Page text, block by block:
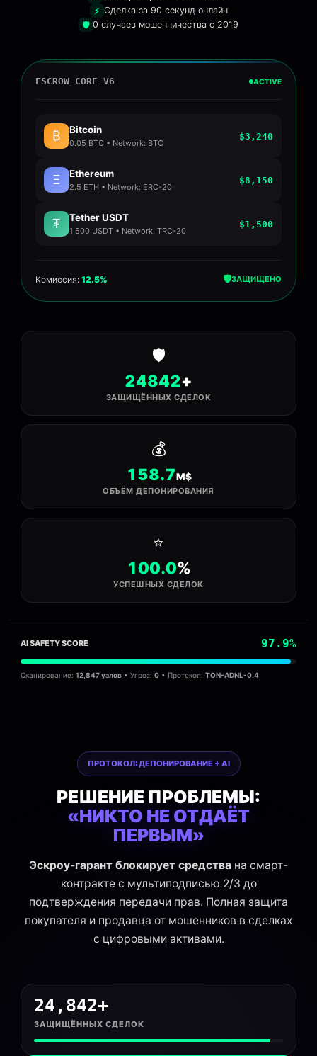
⚡ Сделка за 90 секунд онлайн
🛡️ 0 случаев мошенничества с 2019
ESCROW_CORE_V6 ACTIVE
₿ Bitcoin
0.05 BTC • Network: BTC
$3,240
Ξ Ethereum
2.5 ETH • Network: ERC-20
$8,150
₮ Tether USDT
1,500 USDT • Network: TRC-20
$1,500
Комиссия:12.5% 🛡️ЗАЩИЩЕНО
🛡️
24842+
ЗАЩИЩЁННЫХ СДЕЛОК
💰
158.7M$
ОБЪЁМ ДЕПОНИРОВАНИЯ
⭐
100.0%
УСПЕШНЫХ СДЕЛОК
AI SAFETY SCORE 97.9%
Сканирование:12,847 узлов • Угроз:0 • Протокол:TON-ADNL-0.4
ПРОТОКОЛ: ДЕПОНИРОВАНИЕ + AI
РЕШЕНИЕ ПРОБЛЕМЫ:
«НИКТО НЕ ОТДАЁТ
ПЕРВЫМ»
Эскроу-гарант блокирует средства на смарт-
контракте с мультиподписью 2/3 до
подтверждения передачи прав. Полная защита
покупателя и продавца от мошенников в сделках
с цифровыми активами.
24,842+
ЗАЩИЩЁННЫХ СДЕЛОК